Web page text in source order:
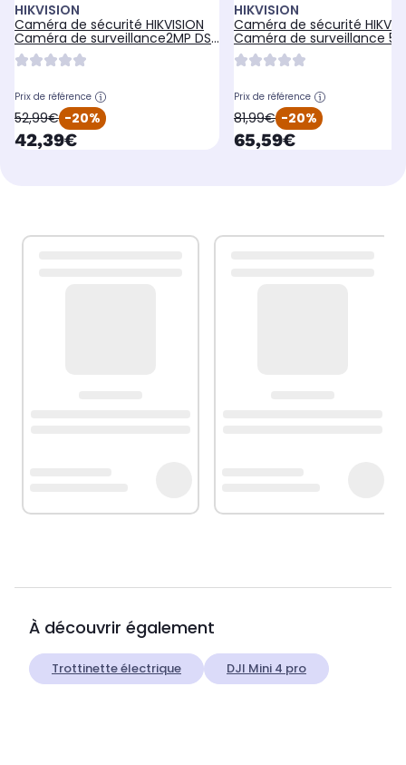
HIKVISION
Caméra de sécurité HIKVISION
Caméra de surveillance2MP DS-
2CE16D0T-IR
Prix de référence
oldPrice
52,99€ -20%
currentPrice
42,39€
HIKVISION
Caméra de sécurité
Caméra de surveillance
PoC 2CE16H0T
Prix de référence
oldPrice
81,99€ -20%
currentPrice
65,59€
À découvrir également
Trottinette électrique DJI Mini 4 pro